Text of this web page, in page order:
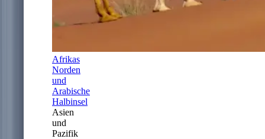
Afrikas
Norden
und
Arabische
Halbinsel
Asien
und
Pazifik